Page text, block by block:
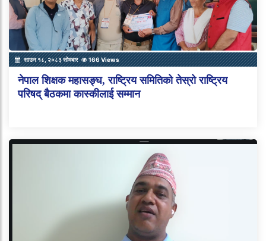
साउन १८, २०८३ सोमबार 166 Views
नेपाल शिक्षक महासङ्घ, राष्ट्रिय समितिको तेस्रो राष्ट्रिय
परिषद् बैठकमा कास्कीलाई सम्मान